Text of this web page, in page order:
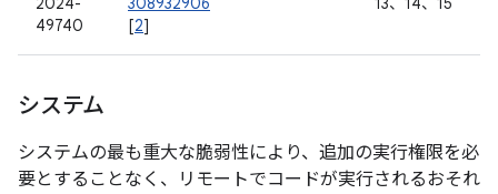
49740
[2]
システム
システムの最も重大な脆弱性により、追加の実行権限を必
要とすることなく、リモートでコードが実行されるおそれ